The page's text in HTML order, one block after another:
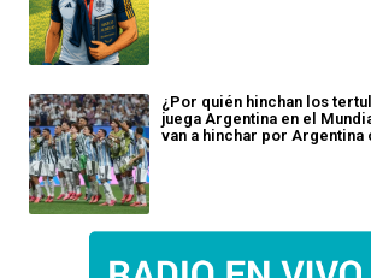
¿Por quién hinchan los
juega Argentina en el
van a hinchar por Argentina